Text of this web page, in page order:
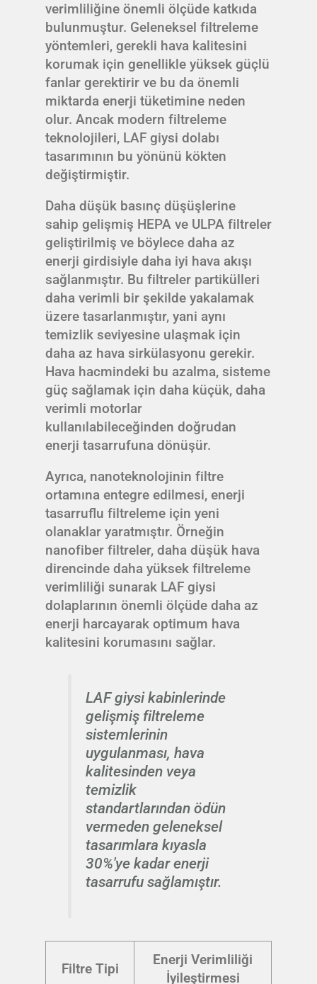
verimliliğine önemli ölçüde katkıda
bulunmuştur. Geleneksel filtreleme
yöntemleri, gerekli hava kalitesini
korumak için genellikle yüksek güçlü
fanlar gerektirir ve bu da önemli
miktarda enerji tüketimine neden
olur. Ancak modern filtreleme
teknolojileri, LAF giysi dolabı
tasarımının bu yönünü kökten
değiştirmiştir.
Daha düşük basınç düşüşlerine
sahip gelişmiş HEPA ve ULPA filtreler
geliştirilmiş ve böylece daha az
enerji girdisiyle daha iyi hava akışı
sağlanmıştır. Bu filtreler partikülleri
daha verimli bir şekilde yakalamak
üzere tasarlanmıştır, yani aynı
temizlik seviyesine ulaşmak için
daha az hava sirkülasyonu gerekir.
Hava hacmindeki bu azalma, sisteme
güç sağlamak için daha küçük, daha
verimli motorlar
kullanılabileceğinden doğrudan
enerji tasarrufuna dönüşür.
Ayrıca, nanoteknolojinin filtre
ortamına entegre edilmesi, enerji
tasarruflu filtreleme için yeni
olanaklar yaratmıştır. Örneğin
nanofiber filtreler, daha düşük hava
direncinde daha yüksek filtreleme
verimliliği sunarak LAF giysi
dolaplarının önemli ölçüde daha az
enerji harcayarak optimum hava
kalitesini korumasını sağlar.
LAF giysi kabinlerinde
gelişmiş filtreleme
sistemlerinin
uygulanması, hava
kalitesinden veya
temizlik
standartlarından ödün
vermeden geleneksel
tasarımlara kıyasla
30%'ye kadar enerji
tasarrufu sağlamıştır.
Filtre Tipi
Enerji Verimliliği
İyileştirmesi